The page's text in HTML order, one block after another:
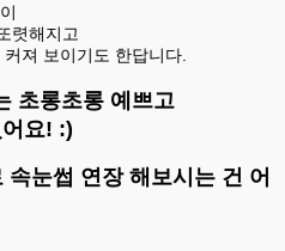
렷해지고
져 보이기도 한답니다.
초롱초롱 예쁘고
요! :)
눈썹 연장 해보시는 건 어